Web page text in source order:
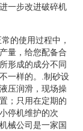
一步改进破碎机
的使用过程中，
量，给您配备合
形成的成分不同
一样的。.制砂设
压润滑，现场操
；只用在定期的
停机维护的次
械公司是一家国